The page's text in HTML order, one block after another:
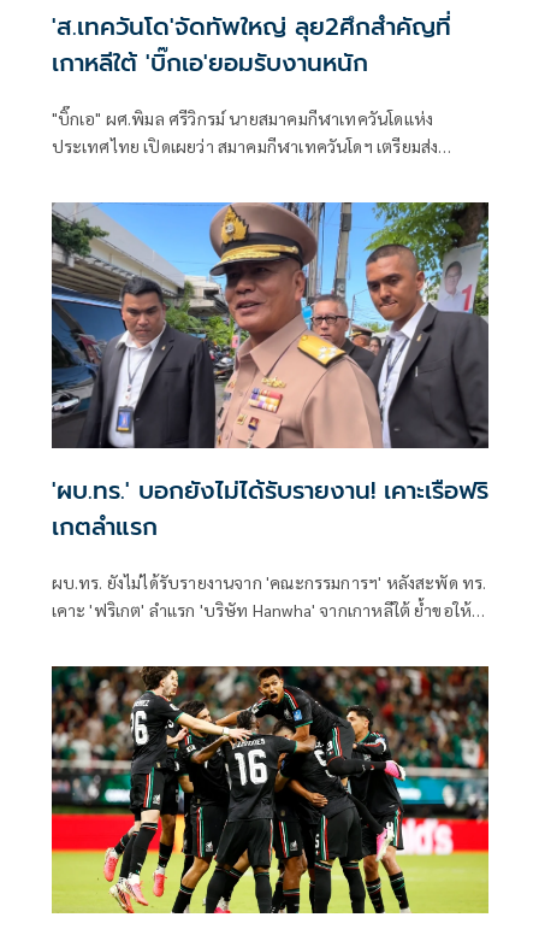
'ส.เทควันโด'จัดทัพใหญ่ ลุย2ศึกสำคัญที่
เกาหลีใต้ 'บิ๊กเอ'ยอมรับงานหนัก
"บิ๊กเอ" ผศ.พิมล ศรีวิกรม์ นายสมาคมกีฬาเทควันโดแห่ง
ประเทศไทย เปิดเผยว่า สมาคมกีฬาเทควันโดฯ เตรียมส่ง
รายการสำคัญที่เมืองชุนชอน ประเทศเกาหลีใต้ รวม 2 รายการ
ประกอบด้วย รายการ "Chuncheon 2026 World Taekwondo
World Cup Team Championships Series" ระหว่างวันที่ 14-
16 ก.ค.69 ต่อเนื่องด้วยรายการ "2026 Chuncheon Korea
Open International Taekwondo Championships" ระหว่าง
วันที่ 18-22 ก.ค.69
'ผบ.ทร.' บอกยังไม่ได้รับรายงาน! เคาะเรือฟริ
เกตลำแรก
ผบ.ทร. ยังไม่ได้รับรายงานจาก 'คณะกรรมการฯ' หลังสะพัด ทร.
เคาะ 'ฟริเกต' ลำแรก 'บริษัท Hanwha' จากเกาหลีใต้ ย้ำขอให้